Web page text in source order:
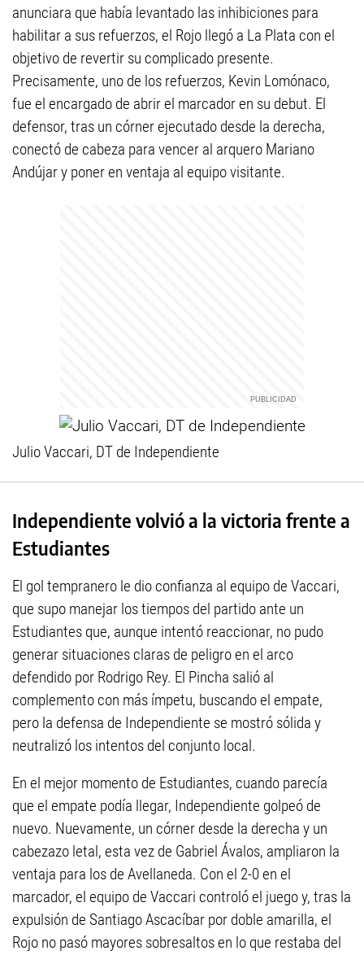
anunciara que había levantado las inhibiciones para
habilitar a sus refuerzos, el Rojo llegó a La Plata con el
objetivo de revertir su complicado presente.
Precisamente, uno de los refuerzos, Kevin Lomónaco,
fue el encargado de abrir el marcador en su debut. El
defensor, tras un córner ejecutado desde la derecha,
conectó de cabeza para vencer al arquero Mariano
Andújar y poner en ventaja al equipo visitante.
Julio Vaccari, DT de Independiente
Independiente volvió a la victoria frente a
Estudiantes
El gol tempranero le dio confianza al equipo de Vaccari,
que supo manejar los tiempos del partido ante un
Estudiantes que, aunque intentó reaccionar, no pudo
generar situaciones claras de peligro en el arco
defendido por Rodrigo Rey. El Pincha salió al
complemento con más ímpetu, buscando el empate,
pero la defensa de Independiente se mostró sólida y
neutralizó los intentos del conjunto local.
En el mejor momento de Estudiantes, cuando parecía
que el empate podía llegar, Independiente golpeó de
nuevo. Nuevamente, un córner desde la derecha y un
cabezazo letal, esta vez de Gabriel Ávalos, ampliaron la
ventaja para los de Avellaneda. Con el 2-0 en el
marcador, el equipo de Vaccari controló el juego y, tras la
expulsión de Santiago Ascacíbar por doble amarilla, el
Rojo no pasó mayores sobresaltos en lo que restaba del